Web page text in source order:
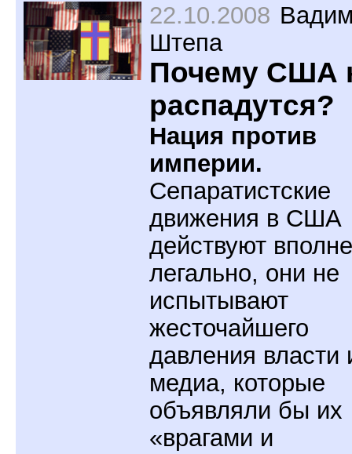
22.10.2008
Штепа
Почему США
распадутся?
Нация против
империи.
Сепаратистские
движения в США
действуют вполне
легально, они не
испытывают
жесточайшего
давления власти
медиа, которые
объявляли бы их
«врагами и